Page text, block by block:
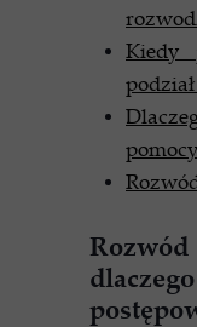
Kiedy